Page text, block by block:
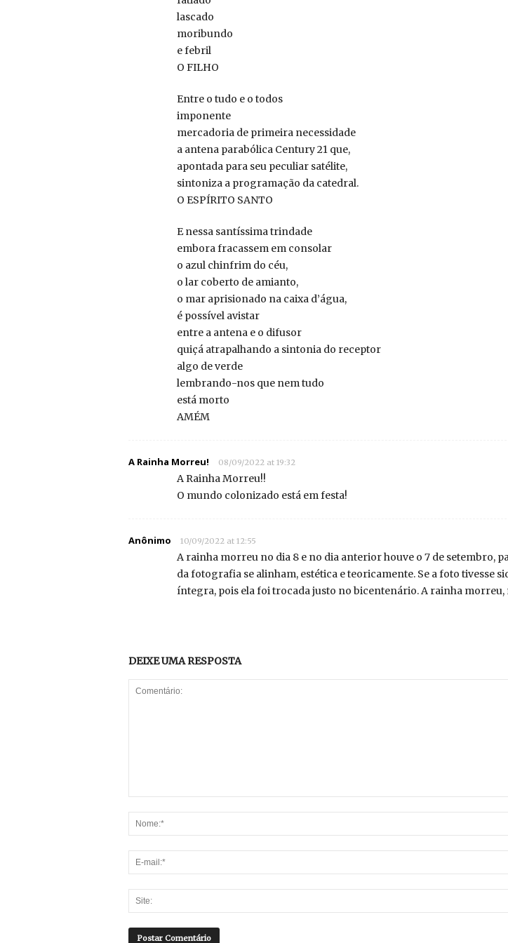
lascado
moribundo
e febril
O FILHO
Entre o tudo e o todos
imponente
mercadoria de primeira necessidade
a antena parabólica Century 21 que,
apontada para seu peculiar satélite,
sintoniza a programação da catedral.
O ESPÍRITO SANTO
E nessa santíssima trindade
embora fracassem em consolar
o azul chinfrim do céu,
o lar coberto de amianto,
o mar aprisionado na caixa d’água,
é possível avistar
entre a antena e o difusor
quiçá atrapalhando a sintonia do receptor
algo de verde
lembrando-nos que nem tudo
está morto
AMÉM
A Rainha Morreu! 08/09/2022 at 19:32
A Rainha Morreu!!
O mundo colonizado está em festa!
Anônimo 10/09/2022 at 12:55
A rainha morreu no dia 8 e no dia anterior houve o 7 de setembro,
da fotografia se alinham, estética e teoricamente. Se a foto tivesse
íntegra, pois ela foi trocada justo no bicentenário. A rainha morreu,
DEIXE UMA RESPOSTA